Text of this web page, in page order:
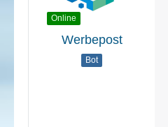
Online
Werbepost
Bot